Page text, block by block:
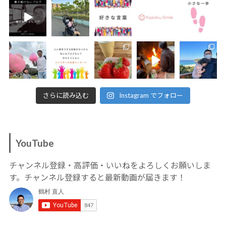
さらに読み込む Instagram でフォロー
YouTube
チャンネル登録・高評価・いいねをよろしくお願いしま
す。チャンネル登録すると最新動画が届きます！